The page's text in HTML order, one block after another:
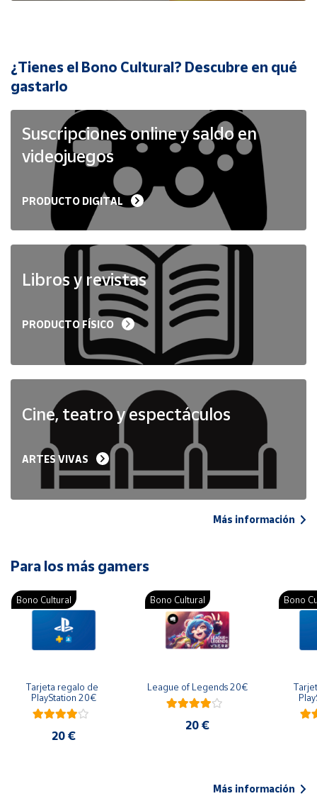
Cuenta
Ubicación
Península
Baleares
Melilla
¿Tienes el Bono Cultural? Descubre en qué
gastarlo
Suscripciones online y saldo en
videojuegos
PRODUCTO DIGITAL
Libros y revistas
PRODUCTO FÍSICO
Cine, teatro y espectáculos
ARTES VIVAS
Más información
Para los más gamers
Bono Cultural
Tarjeta regalo de
PlayStation 20€
20 €
Bono Cultural
League of Legends 20€
20 €
Bono
Más información